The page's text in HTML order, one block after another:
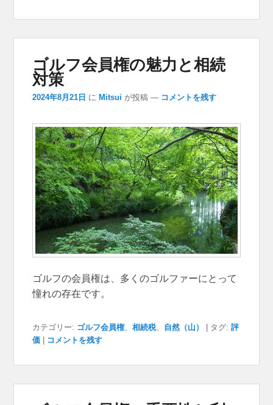
ゴルフ会員権の魅力と相続
対策
2024年8月21日 に Mitsui が投稿 — コメントを残す
ゴルフの会員権は、多くのゴルファーにとって
憧れの存在です。
カテゴリー: ゴルフ会員権、相続税、 自然（山） | タグ: 評
価 | コメントを残す